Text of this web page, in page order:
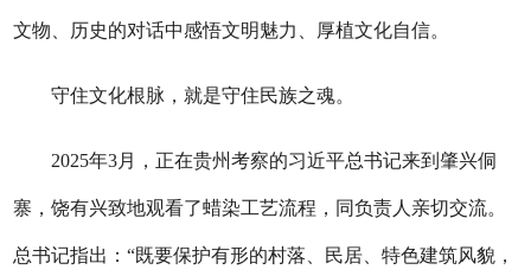
文物、历史的对话中感悟文明魅力、厚植文化自信。
守住文化根脉，就是守住民族之魂。
2025年3月，正在贵州考察的习近平总书记来到肇兴侗
寨，饶有兴致地观看了蜡染工艺流程，同负责人亲切交流。
总书记指出：“既要保护有形的村落、民居、特色建筑风貌，